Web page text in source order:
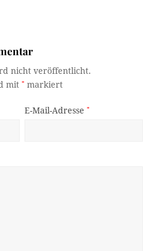
nicht veröffentlicht.
mit* markiert
E-Mail-Adresse*